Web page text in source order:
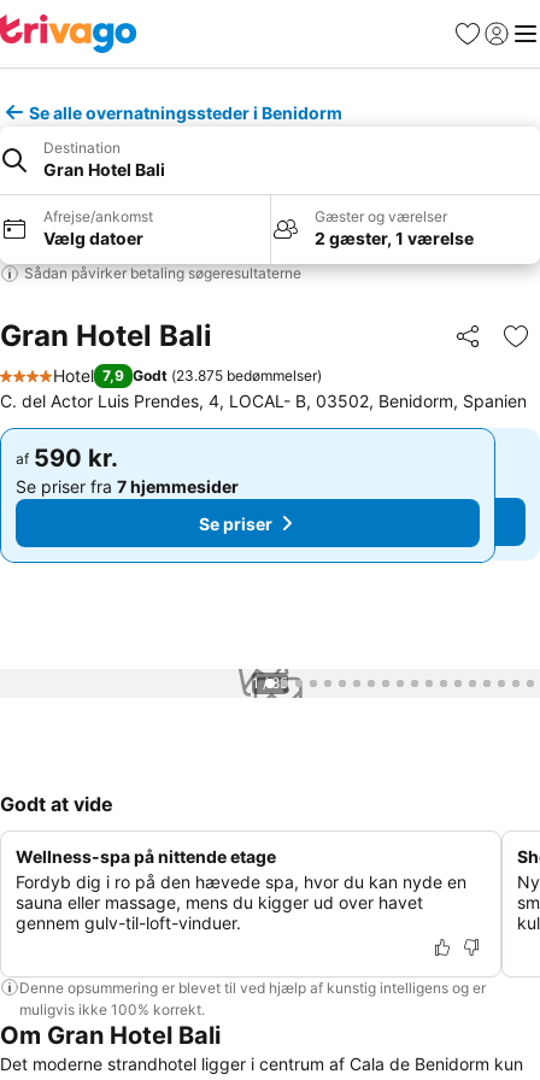
Favoritter
Log ind
Se alle overnatningssteder i Benidorm
Destination
Gran Hotel Bali
Afrejse/ankomst
Vælg datoer
Gæster og værelser
2 gæster, 1 værelse
Sådan påvirker betaling søgeresultaterne
Gran Hotel Bali Del
4 Stjerner
Hotel 7,9 Godt (23.875 bedømmelser)
C. del Actor Luis Prendes, 4, LOCAL- B, 03502, Benidorm, Spanien
af 590 kr.
Se priser fra 7 hjemmesider
Se priser
af 590 kr.
Se priser fra 7 hjemmesider
Se priser
1 / 85
Godt at vide
Wellness-spa på nittende etage
Fordyb dig i ro på den hævede spa, hvor du kan nyde en
sauna eller massage, mens du kigger ud over havet
gennem gulv-til-loft-vinduer.
Denne opsummering er blevet til ved hjælp af kunstig intelligens og er
muligvis ikke 100% korrekt.
Om Gran Hotel Bali
Det moderne strandhotel ligger i centrum af Cala de Benidorm kun